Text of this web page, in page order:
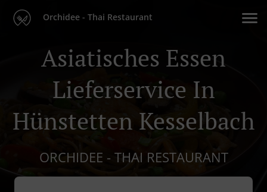
Orchidee - Thai Restaurant
Asiatisches Essen
Lieferservice In
Hünstetten Kesselbach
ORCHIDEE - THAI RESTAURANT